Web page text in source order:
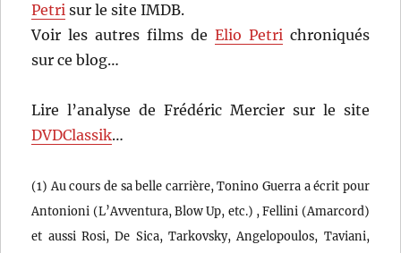
Petri sur le site IMDB.
Voir les autres films de Elio Petrichroniqués
sur ce blog…
Lire l’analyse de Frédéric Mercier sur le site
DVDClassik…
(1) Au cours de sa belle carrière, Tonino Guerra a écrit pour
Antonioni (L’Avventura, Blow Up, etc.) , Fellini (Amarcord)
et aussi Rosi, De Sica, Tarkovsky, Angelopoulos, Taviani,